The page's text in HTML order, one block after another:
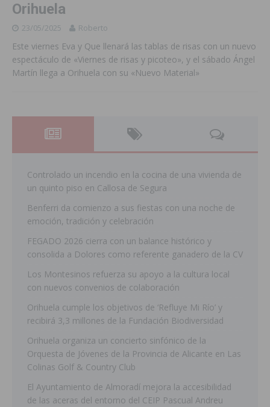
Orihuela
23/05/2025 Roberto
Este viernes Eva y Que llenará las tablas de risas con un nuevo
espectáculo de «Viernes de risas y picoteo», y el sábado Ángel
Martín llega a Orihuela con su «Nuevo Material»
Controlado un incendio en la cocina de una vivienda de
un quinto piso en Callosa de Segura
Benferri da comienzo a sus fiestas con una noche de
emoción, tradición y celebración
FEGADO 2026 cierra con un balance histórico y
consolida a Dolores como referente ganadero de la CV
Los Montesinos refuerza su apoyo a la cultura local
con nuevos convenios de colaboración
Orihuela cumple los objetivos de ‘Refluye Mi Río’ y
recibirá 3,3 millones de la Fundación Biodiversidad
Orihuela organiza un concierto sinfónico de la
Orquesta de Jóvenes de la Provincia de Alicante en Las
Colinas Golf & Country Club
El Ayuntamiento de Almoradí mejora la accesibilidad
de las aceras del entorno del CEIP Pascual Andreu